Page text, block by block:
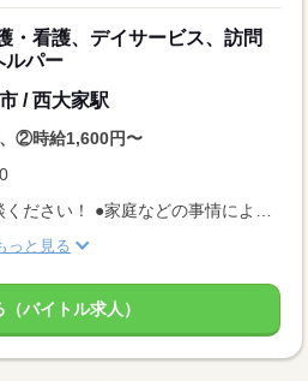
看護、デイサービス、訪問
ルパー
/ 西大家駅
②時給1,600円〜
●希望のお休みをご相談ください！ ●家庭などの事情によるお休み調整OK 「土日休み」「扶養内」など 希望に合わせてお仕事をご紹介します。
っと見る
バイトル求人）